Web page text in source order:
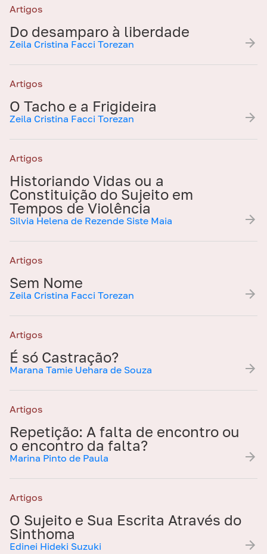
Artigos
Do desamparo à liberdade
Zeila Cristina Facci Torezan
Artigos
O Tacho e a Frigideira
Zeila Cristina Facci Torezan
Artigos
Historiando Vidas ou a
Constituição do Sujeito em
Tempos de Violência
Silvia Helena de Rezende Siste Maia
Artigos
Sem Nome
Zeila Cristina Facci Torezan
Artigos
É só Castração?
Marana Tamie Uehara de Souza
Artigos
Repetição: A falta de encontro ou
o encontro da falta?
Marina Pinto de Paula
Artigos
O Sujeito e Sua Escrita Através do
Sinthoma
Edinei Hideki Suzuki